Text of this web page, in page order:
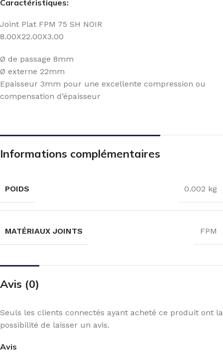
Caractéristiques:
Joint Plat FPM 75 SH NOIR
8.00X22.00X3.00
Ø de passage 8mm
Ø externe 22mm
Epaisseur 3mm pour une excellente compression ou
compensation d’épaisseur
Informations complémentaires
POIDS 0.002 kg
MATÉRIAUX JOINTS FPM
Avis (0)
Avis
Seuls les clients connectés ayant acheté ce produit ont la
possibilité de laisser un avis.